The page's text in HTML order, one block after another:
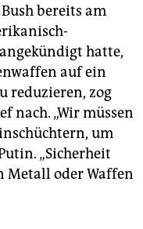
bereits am
hatte,
auf ein
reduzieren, zog
nach. „Wir müssen
um
„Sicherheit
Metall oder Waffen